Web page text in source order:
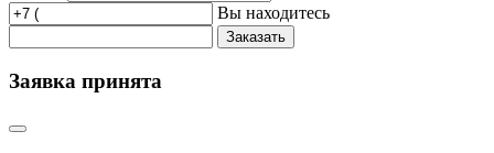
Вы находитесь
Заказать
Заявка принята